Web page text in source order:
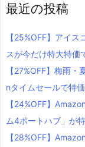
最近の投稿
【25%OFF】アイ
スが今だけ特大特価
【27%OFF】梅雨
nタイムセールで特
【24%OFF】
ム4ポートハブ」が
【28%OFF】